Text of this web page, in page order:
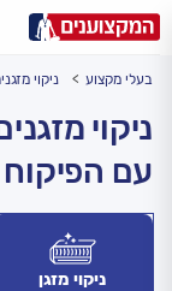
עירעיר: תל אביב,
בעלי מקצוע ניקוי
ניקוי
עם
ניקוי מזגן